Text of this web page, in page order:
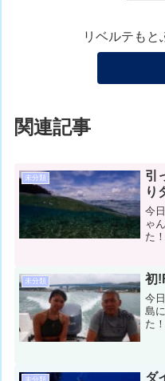
リベルテもと
関連記事
未分類
引
り
今
ゃ
た
ド
シ
未分類 初
今
島
た
ダ
未分類
ダ